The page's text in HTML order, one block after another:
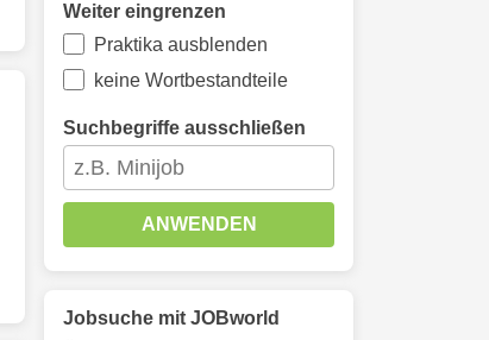
Weiter eingrenzen
Praktika ausblenden
keine Wortbestandteile
Suchbegriffe ausschließen
ANWENDEN
Jobsuche mit JOBworld